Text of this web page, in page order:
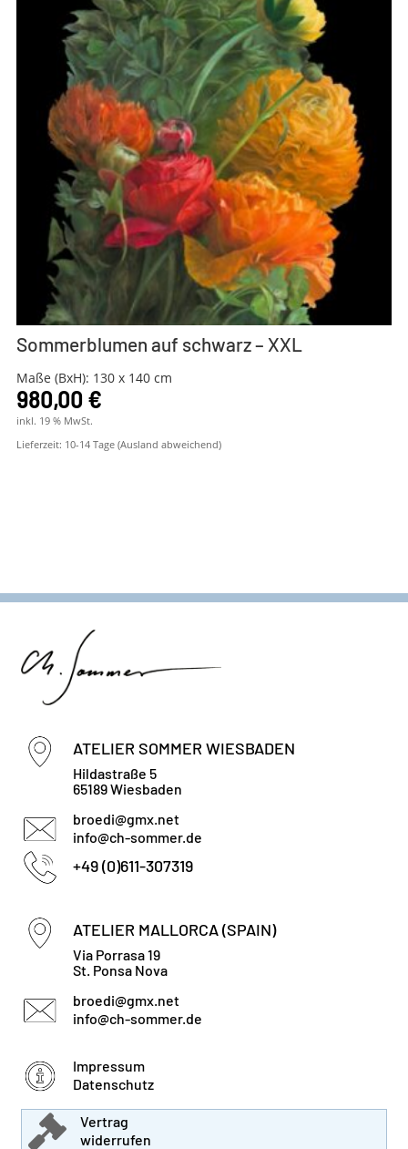
Sommerblumen auf schwarz – XXL
Maße (BxH): 130 x 140 cm
980,00 €
inkl. 19 % MwSt.
Lieferzeit: 10-14 Tage (Ausland abweichend)
ATELIER SOMMER WIESBADEN
Hildastraße 5
65189 Wiesbaden
broedi@gmx.net
info@ch-sommer.de
+49 (0)611-307319
ATELIER MALLORCA (SPAIN)
Via Porrasa 19
St. Ponsa Nova
broedi@gmx.net
info@ch-sommer.de
Impressum
Datenschutz

Vertrag
widerrufen